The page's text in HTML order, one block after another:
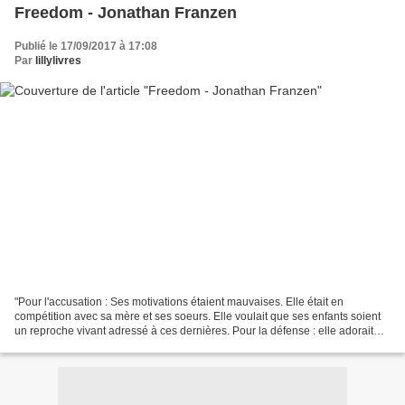
Freedom - Jonathan Franzen
Publié le 17/09/2017 à 17:08
Par lillylivres
"Pour l'accusation : Ses motivations étaient mauvaises. Elle était en
compétition avec sa mère et ses soeurs. Elle voulait que ses enfants soient
un reproche vivant adressé à ces dernières. Pour la défense : elle adorait